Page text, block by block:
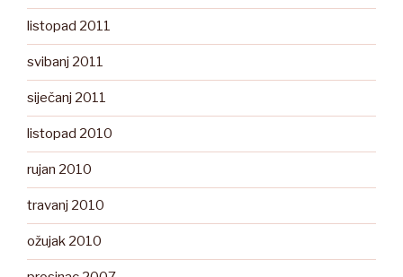
listopad 2011
svibanj 2011
siječanj 2011
listopad 2010
rujan 2010
travanj 2010
ožujak 2010